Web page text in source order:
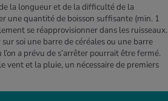
la longueur et de la difficulté de la
une quantité de boisson suffisante (min. 1
se réapprovisionner dans les ruisseaux.
soi une barre de céréales ou une barre
a prévu de s’arrêter pourrait être fermé.
vent et la pluie, un nécessaire de premiers